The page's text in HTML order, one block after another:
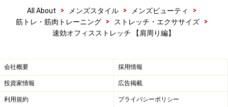
All About > メンズスタイル > メンズビューティ
>
筋トレ・筋肉トレーニング
> ストレッチ・エクササイズ
>
速効オフィスストレッチ 【肩周り編】
会社概要 採用情報
投資家情報 広告掲載
利用規約 プライバシーポリシー